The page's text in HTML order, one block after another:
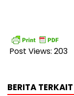
Post Views: 203
BERITA TERKAIT